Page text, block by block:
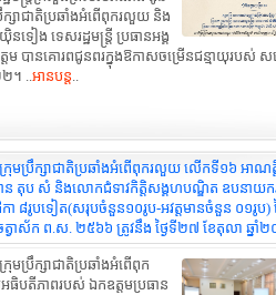
សាជាតិប្រឆាំងអំពើពុករលួយ និង
ៀង ទេសរដ្ឋមន្រ្តី ប្រធានអង្គ
បានគោរពជូនពរក្នុងឱកាសចម្រើនជន្មាយុរបស់ ស
២។ ..អានបន្ត..
ក្រុមប្រឹក្សាជាតិប្រឆាំងអំពើពុករលួយ លើកទី១៦ អាណ
តុប សំ និងលោកជំទាវកិត្តិសង្គហបណ្ឌិត ឧបនាយករដ្
៨រូបទៀត(សរុបចំនួន១០រូប-អវត្តមានចំនួន ០១រូប) ថ្
ត្វាស័ក ព.ស. ២៥៦៦ ត្រូវនឹង ថ្ងៃទី២៧ ខែតុលា ឆ្នាំ
មប្រឹក្សាជាតិប្រឆាំងអំពើពុក
បតីភាពរបស់ ឯកឧត្តមប្រធាន